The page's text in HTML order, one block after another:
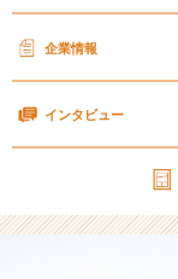
企業情報
インタビュー